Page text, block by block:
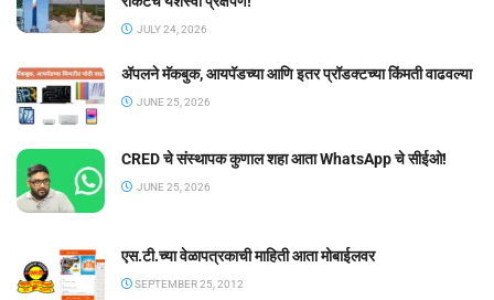
JULY 24, 2026
ॲपलने मॅकबुक, आयपॅडच्या आणि इतर प्रॉडक्टच्या किंमती वाढवल्या
JUNE 25, 2026
CRED चे संस्थापक कुणाल शहा आता WhatsApp चे सीईओ!
JUNE 25, 2026
एस.टी.च्या वेळापत्रकाची माहिती आता मोबाईलवर
SEPTEMBER 25, 2012